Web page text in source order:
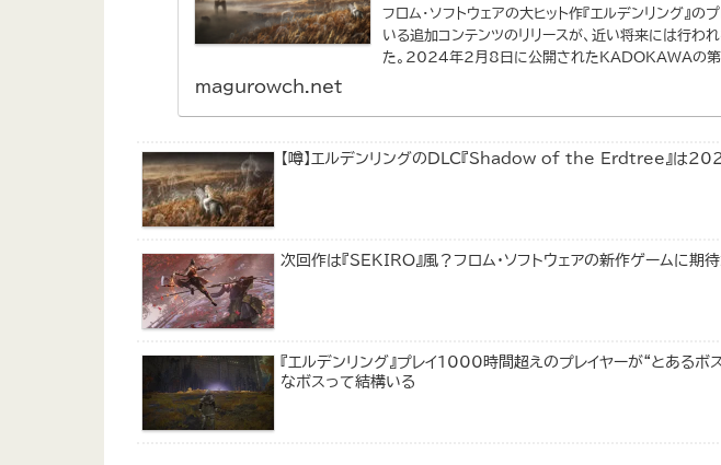
フロム・ソフトウェアの大ヒット作『エルデンリング』の
いる追加コンテンツのリリースが、近い将来には行わ
た。2024年2月8日に公開されたKADOKAWAの第
magurowch.net
【噂】エルデンリングのDLC『Shadow of the Erdtree』は
次回作は『SEKIRO』風？フロム・ソフトウェアの新作ゲームに期
『エルデンリング』プレイ1000時間超えのプレイヤーが“とあるボ
なボスって結構いる